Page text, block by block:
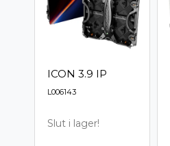
ICON 3.9 IP
L006143
Slut i lager!